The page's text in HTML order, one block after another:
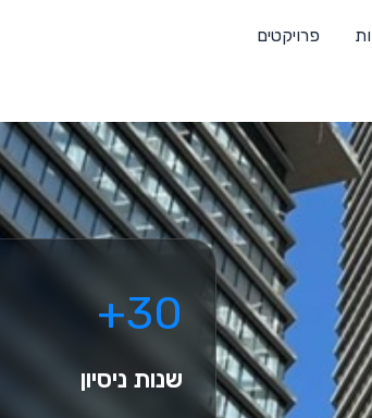
פרויקטים
30+
שנות ניסיון